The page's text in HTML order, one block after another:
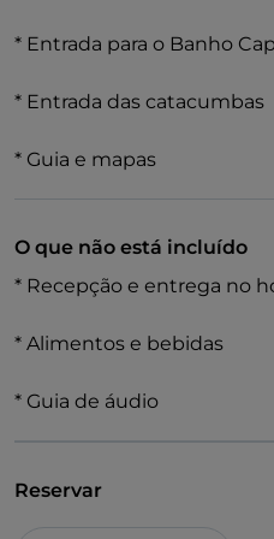
É uma viagem única por
a.C. É uma das maiores
repleta de 2000 anos de
* Entrada para o Banho
* Entrada das catacumbas
* Guia e mapas
O que não está incluído
* Recepção e entrega no
* Alimentos e bebidas
* Guia de áudio
Reservar